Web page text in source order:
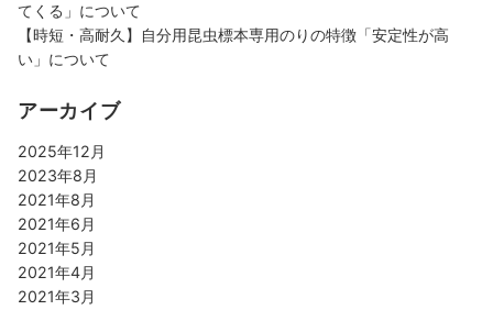
てくる」について
【時短・高耐久】自分用昆虫標本専用のりの特徴「安定性が高
い」について
アーカイブ
2025年12月
2023年8月
2021年8月
2021年6月
2021年5月
2021年4月
2021年3月